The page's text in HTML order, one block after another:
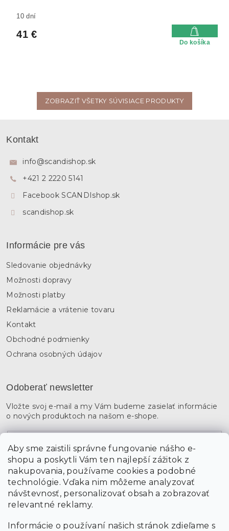
Aby sme zaistili správne fungovanie nášho e-
shopu a poskytli Vám ten najlepší zážitok z
nakupovania, používame cookies a podobné
technológie. Vďaka nim môžeme analyzovať
návštevnosť, personalizovať obsah a zobrazovať
relevantné reklamy.
Informácie o používaní našich stránok zdieľame s
10 dní
41 €
Do košíka
ZOBRAZIŤ VŠETKY SÚVISIACE PRODUKTY
Kontakt
info@scandishop.sk
+421 2 2220 5141
Facebook SCANDIshop.sk
scandishop.sk
Informácie pre vás
Sledovanie objednávky
Možnosti dopravy
Možnosti platby
Reklamácie a vrátenie tovaru
Kontakt
Obchodné podmienky
Ochrana osobných údajov
Odoberať newsletter
Vložte svoj e-mail a my Vám budeme zasielať informácie
o nových produktoch na našom e-shope.
Vložením údajov súhlasíte s podmienkami ochrany
osobných údajov
PRIHLÁSIŤ SA